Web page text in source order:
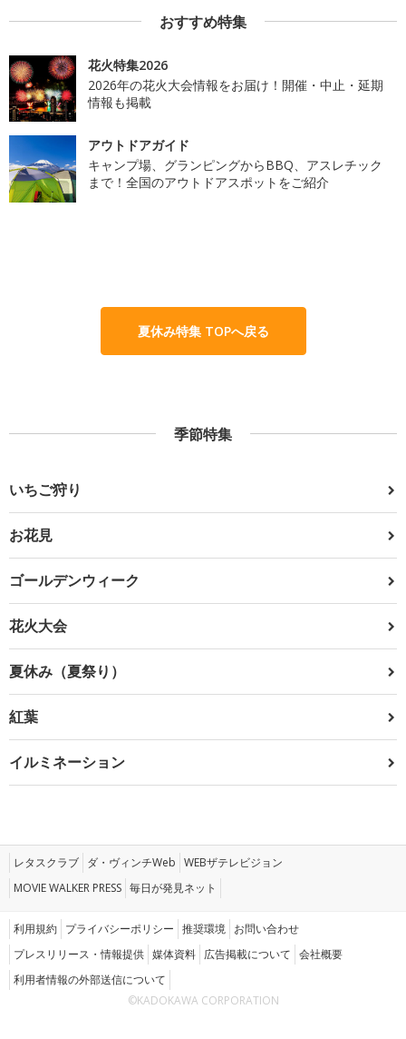
おすすめ特集
花火特集2026
2026年の花火大会情報をお届け！開催・中止・延期
情報も掲載
アウトドアガイド
キャンプ場、グランピングからBBQ、アスレチック
まで！全国のアウトドアスポットをご紹介
夏休み特集 TOPへ戻る
季節特集
いちご狩り
お花見
ゴールデンウィーク
花火大会
夏休み（夏祭り）
紅葉
イルミネーション
レタスクラブ ダ・ヴィンチWeb WEBザテレビジョン
MOVIE WALKER PRESS 毎日が発見ネット
利用規約 プライバシーポリシー 推奨環境 お問い合わせ
プレスリリース・情報提供 媒体資料 広告掲載について 会社概要
利用者情報の外部送信について
©KADOKAWA CORPORATION